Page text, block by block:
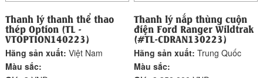
Thanh lý thanh thể thao
thép Option (TL -
VTOPTION140223)
Hãng sản xuất:Việt Nam
Màu sắc:
Thanh lý nắp thùng cuộn
điện Ford Ranger Wildtrak
(#TL-CDRAN130223)
Hãng sản xuất:Trung Quốc
Màu sắc: